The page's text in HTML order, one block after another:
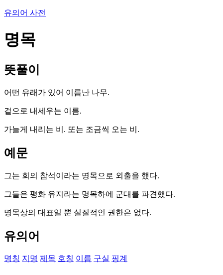
유의어 사전
명목
뜻풀이
어떤 유래가 있어 이름난 나무.
겉으로 내세우는 이름.
가늘게 내리는 비. 또는 조금씩 오는 비.
예문
그는 회의 참석이라는 명목으로 외출을 했다.
그들은 평화 유지라는 명목하에 군대를 파견했다.
명목상의 대표일 뿐 실질적인 권한은 없다.
유의어
명칭 지명 제목 호칭 이름 구실 핑계